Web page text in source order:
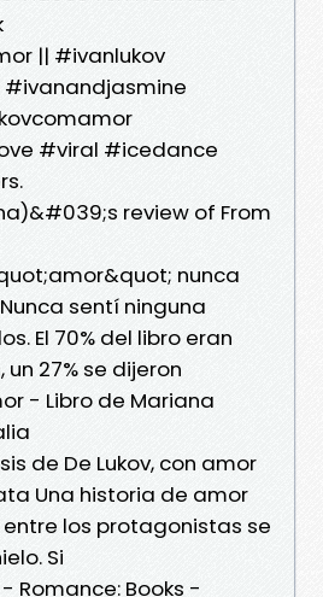
|| #ivanlukov
#viral #icedance
review of From
nunca
sentí ninguna
El 70% del libro eran
27% se dijeron
- Libro de Mariana
de De Lukov, con amor
Una historia de amor
los protagonistas se
Si
Romance: Books -